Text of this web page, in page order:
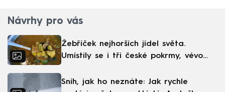
Návrhy pro vás
Žebříček nejhorších jídel světa.
Umístily se i tři české pokrmy, vévodí
Sníh, jak ho neznáte: Jak rychle